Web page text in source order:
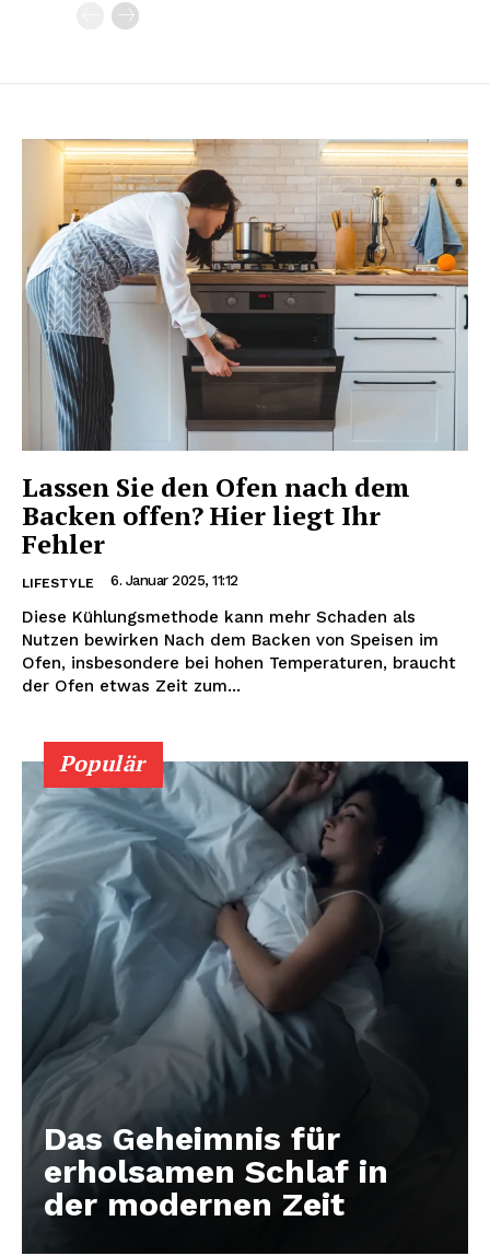
Lassen Sie den Ofen nach dem
Backen offen? Hier liegt Ihr
Fehler
LIFESTYLE 6. Januar 2025, 11:12
Diese Kühlungsmethode kann mehr Schaden als
Nutzen bewirken Nach dem Backen von Speisen im
Ofen, insbesondere bei hohen Temperaturen, braucht
der Ofen etwas Zeit zum...
Populär
Das Geheimnis für
erholsamen Schlaf in
der modernen Zeit